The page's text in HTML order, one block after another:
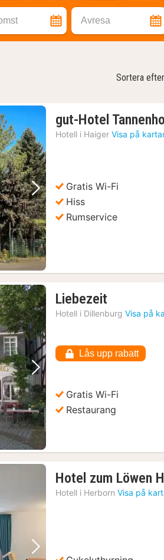
Avresa
Sortera efter
Nästa bild
gut-Hotel
Hotell i Haiger Visa på
Gratis Wi-Fi
Hiss
Rumservice
Nästa bild
Liebezeit
natt
kr.
Hotell i Dillenburg Visa på
Lås upp rabatt
Gratis Wi-Fi
Restaurang
Hotel zum Löwen
Hotell i Herborn Visa på